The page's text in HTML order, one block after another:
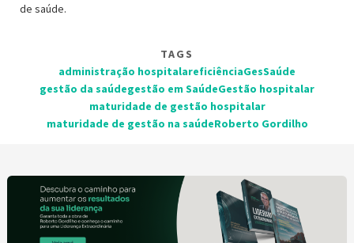
de saúde.
TAGS
administração hospitalareficiênciaGesSaúde
gestão da saúdegestão em SaúdeGestão hospitalar
maturidade de gestão hospitalar
maturidade de gestão na saúdeRoberto Gordilho